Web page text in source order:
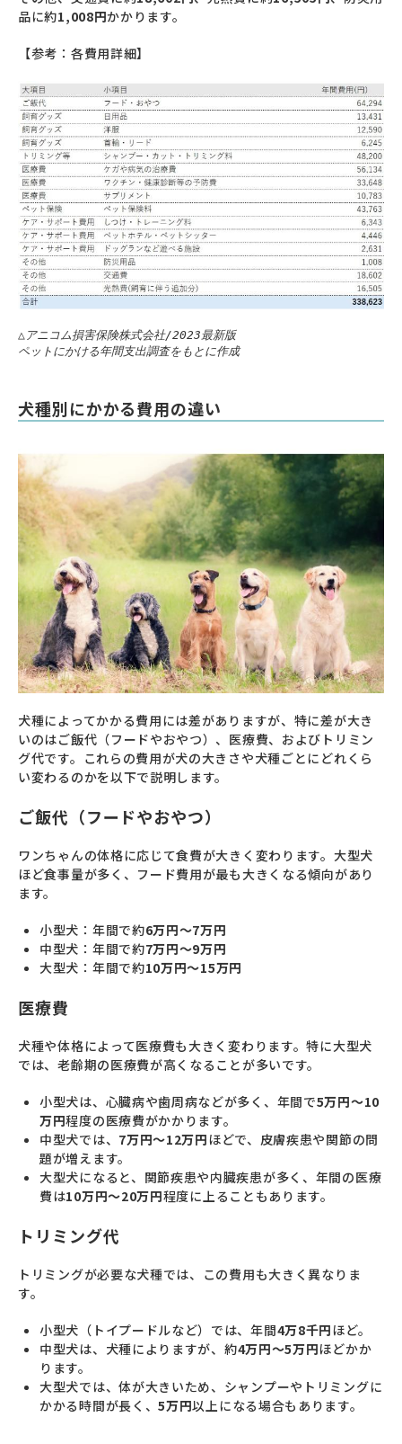
品に約1,008円かかります。
【参考：各費用詳細】
△アニコム損害保険株式会社/2023最新版
ペットにかける年間支出調査をもとに作成
犬種別にかかる費用の違い
犬種によってかかる費用には差がありますが、特に差が大き
いのはご飯代（フードやおやつ）、医療費、およびトリミン
グ代です。これらの費用が犬の大きさや犬種ごとにどれくら
い変わるのかを以下で説明します。
ご飯代（フードやおやつ）
ワンちゃんの体格に応じて食費が大きく変わります。大型犬
ほど食事量が多く、フード費用が最も大きくなる傾向があり
ます。
小型犬：年間で約6万円～7万円
中型犬：年間で約7万円～9万円
大型犬：年間で約10万円～15万円
医療費
犬種や体格によって医療費も大きく変わります。特に大型犬
では、老齢期の医療費が高くなることが多いです。
小型犬は、心臓病や歯周病などが多く、年間で5万円～10
万円程度の医療費がかかります。
中型犬では、 7万円～12万円ほどで、皮膚疾患や関節の問
題が増えます。
大型犬になると、関節疾患や内臓疾患が多く、年間の医療
費は10万円～20万円程度に上ることもあります。
トリミング代
トリミングが必要な犬種では、この費用も大きく異なりま
す。
小型犬（トイプードルなど）では、年間4万8千円ほど。
中型犬は、犬種によりますが、約4万円～5万円ほどかか
ります。
大型犬では、体が大きいため、シャンプーやトリミングに
かかる時間が長く、5万円以上になる場合もあります。